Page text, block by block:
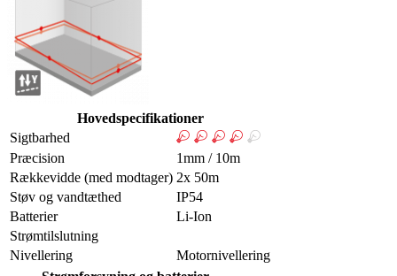
Hovedspecifikationer
Sigtbarhed
Præcision
1mm / 10m
Rækkevidde (med modtager) 2x 50m
Støv og vandtæthed
IP54
Batterier
Li-Ion
Strømtilslutning
Nivellering
Motornivellering